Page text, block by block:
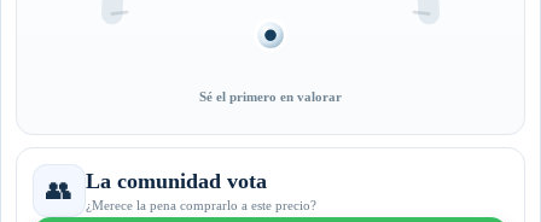
Sé el primero en valorar
👥 La comunidad vota
¿Merece la pena comprarlo a este precio?